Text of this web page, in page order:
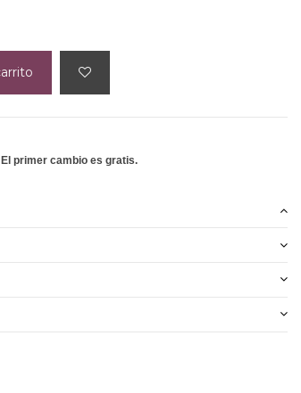
El primer cambio es gratis.